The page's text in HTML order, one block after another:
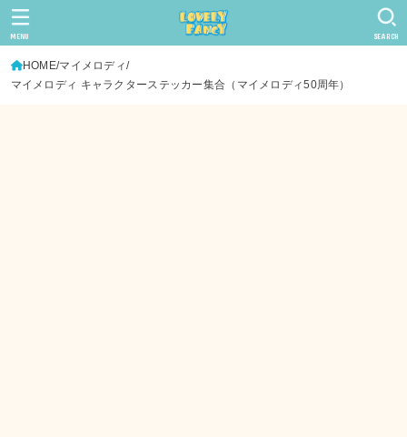
SEARCH
MENU
HOME マイメロディ
マイメロディ キャラクターステッカー集合（マイメロディ50周年）